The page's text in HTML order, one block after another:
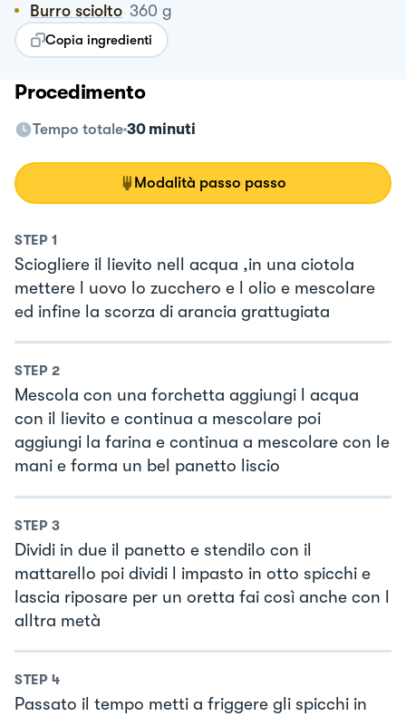
Burro sciolto 360 g
Copia ingredienti
Procedimento
Tempo totale 30 minuti
Modalità passo passo
STEP 1
Sciogliere il lievito nell acqua ,in una ciotola
mettere l uovo lo zucchero e l olio e mescolare
ed infine la scorza di arancia grattugiata
STEP 2
Mescola con una forchetta aggiungi l acqua
con il lievito e continua a mescolare poi
aggiungi la farina e continua a mescolare con le
mani e forma un bel panetto liscio
STEP 3
Dividi in due il panetto e stendilo con il
mattarello poi dividi l impasto in otto spicchi e
lascia riposare per un oretta fai così anche con l
alltra metà
STEP 4
Passato il tempo metti a friggere gli spicchi in